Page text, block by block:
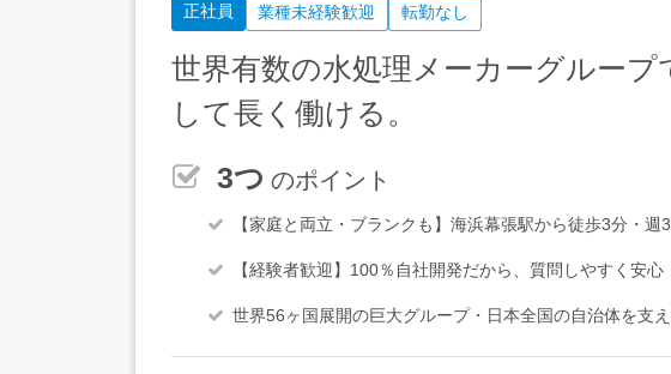
正社員 業種未経験歓迎 転勤なし
世界有数の水処理メーカーグルー
して長く働ける。
3つ のポイント
【家庭と両立・ブランクも】海浜幕張駅から徒歩3分・週
【経験者歓迎】100％自社開発だから、質問しやすく安心
世界56ヶ国展開の巨大グループ・日本全国の自治体を支